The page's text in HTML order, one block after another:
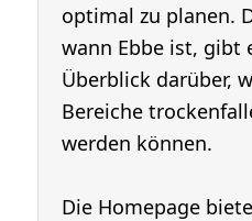
optimal zu planen.
wann Ebbe ist, gibt
Überblick darüber,
Bereiche
werden können.
Die Homepage